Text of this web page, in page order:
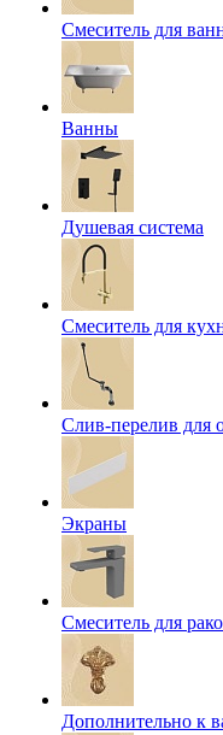
Смеситель для
Ванны
Душевая система
Смеситель для
Слив-перелив для
Экраны
Смеситель для
Дополнительно к